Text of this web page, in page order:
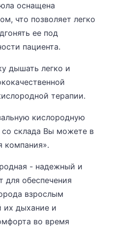
оснащена
что позволяет легко
ее под
пациента.
дышать легко и
терапии.
кислородную
склада Вы можете в
компания».
- надежный и
для обеспечения
взрослым
их дыхание и
во время